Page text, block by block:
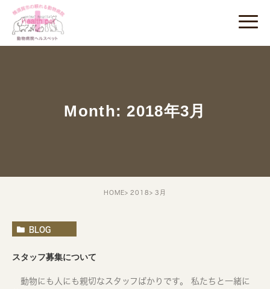
Month: 2018年3月
HOME 2018 3月
BLOG
スタッフ募集について
動物にも人にも親切なスタッフばかりです。 私たちと一緒に